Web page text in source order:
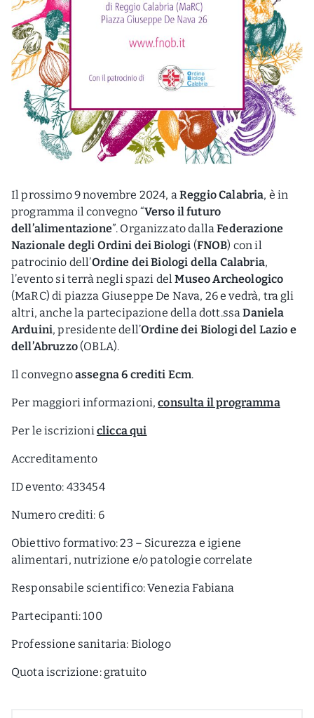
Il prossimo 9 novembre 2024, aReggio Calabria, è in
programma il convegno “Verso il futuro
dell’alimentazione”. Organizzato dallaFederazione
Nazionale degli Ordini dei Biologi (FNOB) con il
patrocinio dell’Ordine dei Biologi della Calabria,
l’evento si terrà negli spazi delMuseo Archeologico
(MaRC) di piazza Giuseppe De Nava, 26 e vedrà, tra gli
altri, anche la partecipazione della dott.ssaDaniela
Arduini, presidente dell’Ordine dei Biologi del Lazio e
dell’Abruzzo (OBLA).
Il convegnoassegna 6 crediti Ecm.
Per maggiori informazioni,consulta il programma
Per le iscrizioniclicca qui
Accreditamento
ID evento: 433454
Numero crediti: 6
Obiettivo formativo: 23 – Sicurezza e igiene
alimentari, nutrizione e/o patologie correlate
Responsabile scientifico: Venezia Fabiana
Partecipanti: 100
Professione sanitaria: Biologo
Quota iscrizione: gratuito